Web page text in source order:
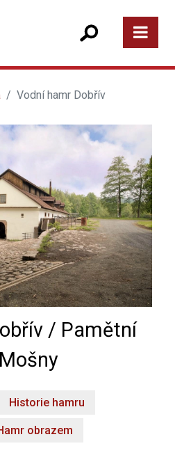
Vodní hamr Dobřív
/ Pamětní
Historie hamru
obrazem